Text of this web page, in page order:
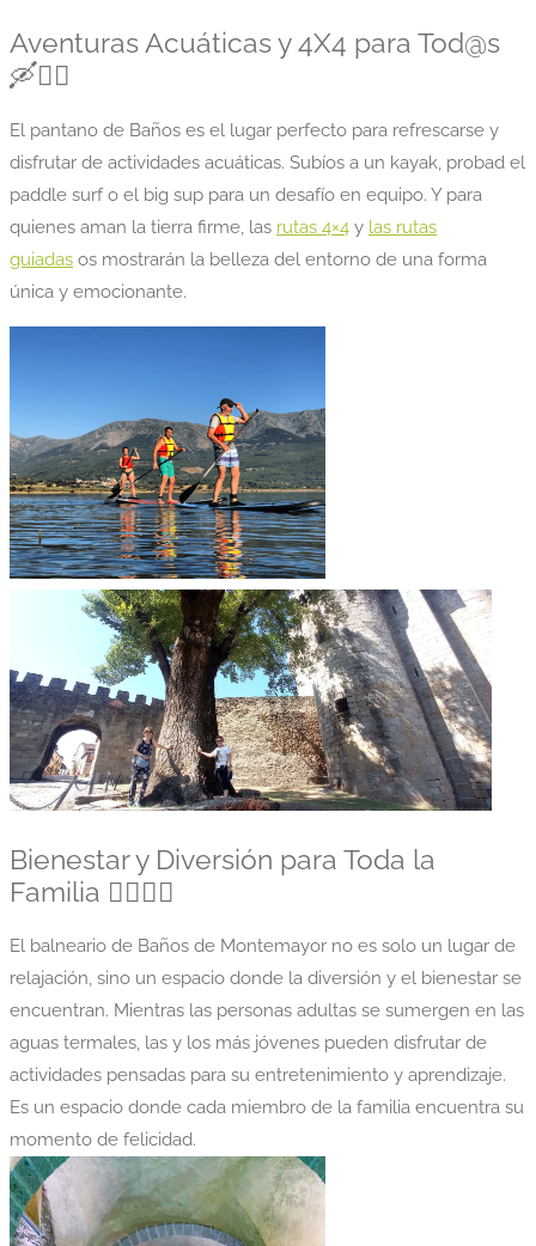
Aventuras Acuáticas y 4X4 para Tod@s
🛶🏄‍♂️
El pantano de Baños es el lugar perfecto para refrescarse y
disfrutar de actividades acuáticas. Subíos a un kayak, probad el
paddle surf o el big sup para un desafío en equipo. Y para
quienes aman la tierra firme, las rutas 4×4 y las rutas
guiadas os mostrarán la belleza del entorno de una forma
única y emocionante.
Bienestar y Diversión para Toda la
Familia 💆‍♀️🏊‍♂️
El balneario de Baños de Montemayor no es solo un lugar de
relajación, sino un espacio donde la diversión y el bienestar se
encuentran. Mientras las personas adultas se sumergen en las
aguas termales, las y los más jóvenes pueden disfrutar de
actividades pensadas para su entretenimiento y aprendizaje.
Es un espacio donde cada miembro de la familia encuentra su
momento de felicidad.